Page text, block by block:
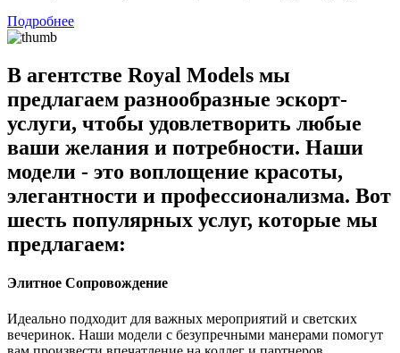
Подробнее
В агентстве Royal Models мы
предлагаем разнообразные эскорт-
услуги, чтобы удовлетворить любые
ваши желания и потребности. Наши
модели - это воплощение красоты,
элегантности и профессионализма. Вот
шесть популярных услуг, которые мы
предлагаем:
Элитное Сопровождение
Идеально подходит для важных мероприятий и светских
вечеринок. Наши модели с безупречными манерами помогут